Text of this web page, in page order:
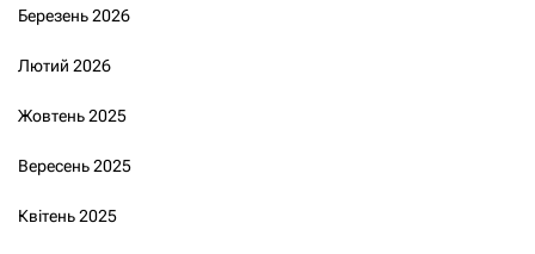
Березень 2026
Лютий 2026
Жовтень 2025
Вересень 2025
Квітень 2025